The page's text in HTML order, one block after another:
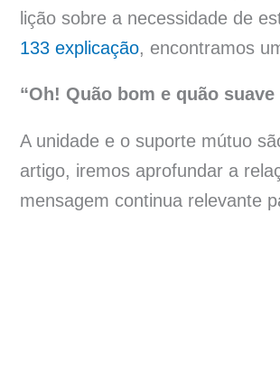
lição sobre a necessidade de
133 explicação, encontramos
“Oh! Quão bom e quão
A unidade e o suporte mútuo
artigo, iremos aprofundar a
mensagem continua relevante